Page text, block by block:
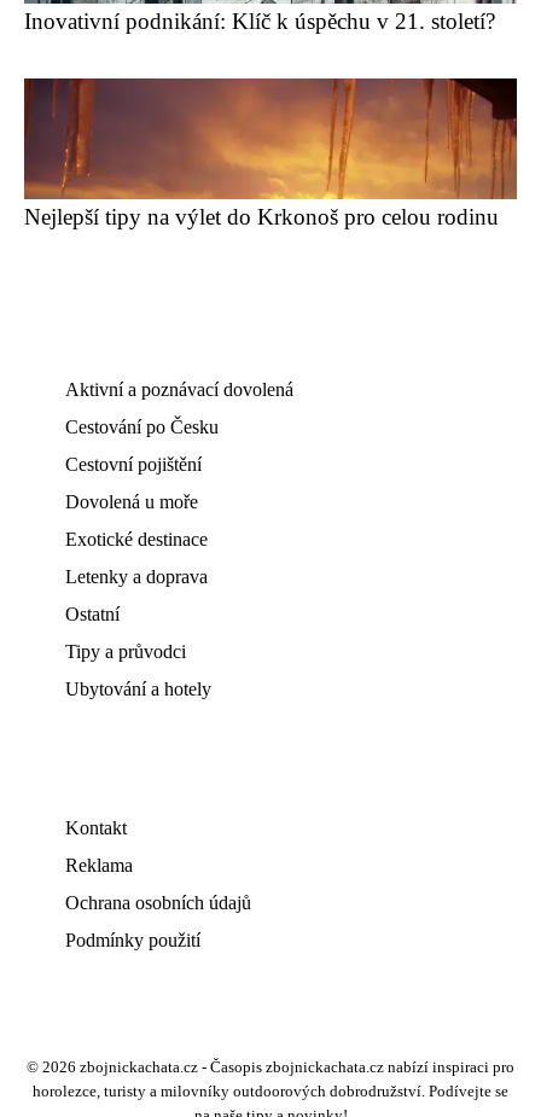
Inovativní podnikání: Klíč k úspěchu v 21. století?
Nejlepší tipy na výlet do Krkonoš pro celou rodinu
Aktivní a poznávací dovolená
Cestování po Česku
Cestovní pojištění
Dovolená u moře
Exotické destinace
Letenky a doprava
Ostatní
Tipy a průvodci
Ubytování a hotely
Kontakt
Reklama
Ochrana osobních údajů
Podmínky použití
© 2026 zbojnickachata.cz - Časopis zbojnickachata.cz nabízí inspiraci pro
horolezce, turisty a milovníky outdoorových dobrodružství. Podívejte se